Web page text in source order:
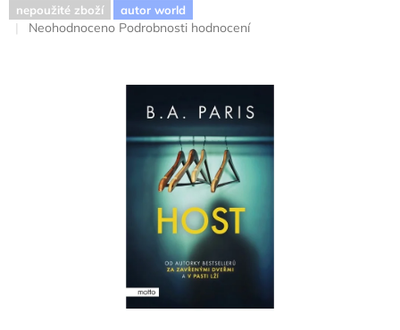
nepoužité zboží autor world
Průměrné
Neohodnoceno Podrobnosti hodnocení